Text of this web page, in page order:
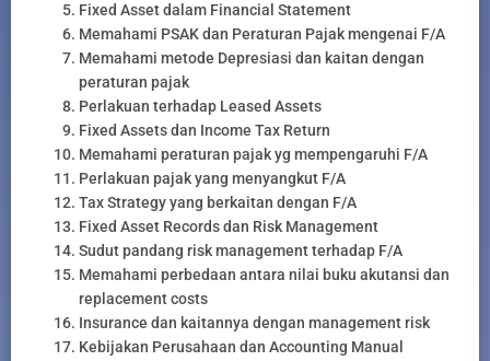
Fixed Asset dalam Financial Statement
Memahami PSAK dan Peraturan Pajak mengenai F/A
Memahami metode Depresiasi dan kaitan dengan
peraturan pajak
Perlakuan terhadap Leased Assets
Fixed Assets dan Income Tax Return
Memahami peraturan pajak yg mempengaruhi F/A
Perlakuan pajak yang menyangkut F/A
Tax Strategy yang berkaitan dengan F/A
Fixed Asset Records dan Risk Management
Sudut pandang risk management terhadap F/A
Memahami perbedaan antara nilai buku akutansi dan
replacement costs
Insurance dan kaitannya dengan management risk
Kebijakan Perusahaan dan Accounting Manual